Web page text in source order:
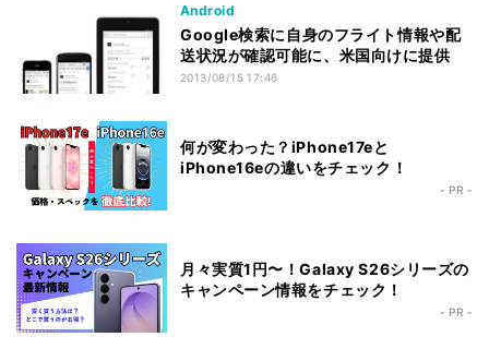
Android
Google検索に自身のフライト情報や配
送状況が確認可能に、米国向けに提供
2013/08/15 17:46
何が変わった？iPhone17eと
iPhone16eの違いをチェック！
- PR -
月々実質1円〜！Galaxy S26シリーズの
キャンペーン情報をチェック！
- PR -